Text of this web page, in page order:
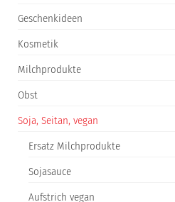
Geschenkideen
Kosmetik
Milchprodukte
Obst
Soja, Seitan, vegan
Ersatz Milchprodukte
Sojasauce
Aufstrich vegan